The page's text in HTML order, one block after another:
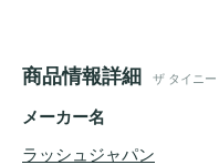
商品情報詳細 ザ タイニ
メーカー名
ラッシュジャパン